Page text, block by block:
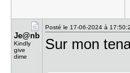
Je@nb
Kindly
give
dime
Posté le 17-06-2024 à
Sur mon